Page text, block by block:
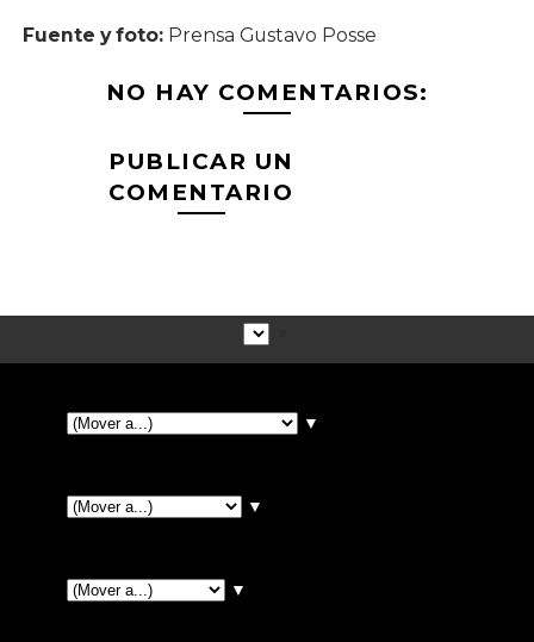
Fuente y foto: Prensa Gustavo Posse
NO HAY COMENTARIOS:
PUBLICAR UN
COMENTARIO
▼
▼
▼